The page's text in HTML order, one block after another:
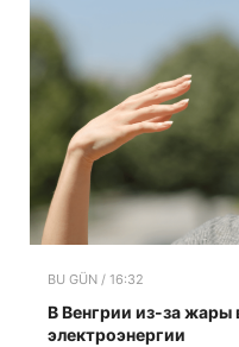
BU GÜN / 16:32
В Венгрии из-за
электроэнергии